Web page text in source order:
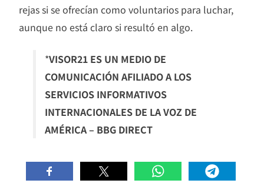
rejas si se ofrecían como voluntarios para luchar,
aunque no está claro si resultó en algo.
*VISOR21 ES UN MEDIO DE
COMUNICACIÓN AFILIADO A LOS
SERVICIOS INFORMATIVOS
INTERNACIONALES DE LA VOZ DE
AMÉRICA – BBG DIRECT